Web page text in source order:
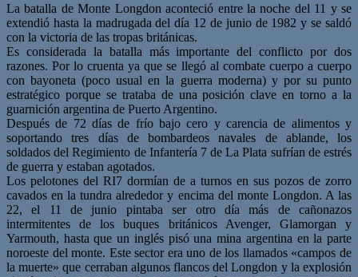
La batalla de Monte Longdon aconteció entre la noche del 11 y se
extendió hasta la madrugada del día 12 de junio de 1982 y se saldó
con la victoria de las tropas británicas.
Es considerada la batalla más importante del conflicto por dos
razones. Por lo cruenta ya que se llegó al combate cuerpo a cuerpo
con bayoneta (poco usual en la guerra moderna) y por su punto
estratégico porque se trataba de una posición clave en torno a la
guarnición argentina de Puerto Argentino.
Después de 72 días de frío bajo cero y carencia de alimentos y
soportando tres días de bombardeos navales de ablande, los
soldados del Regimiento de Infantería 7 de La Plata sufrían de estrés
de guerra y estaban agotados.
Los pelotones del RI7 dormían de a turnos en sus pozos de zorro
cavados en la tundra alrededor y encima del monte Longdon. A las
22, el 11 de junio pintaba ser otro día más de cañonazos
intermitentes de los buques británicos Avenger, Glamorgan y
Yarmouth, hasta que un inglés pisó una mina argentina en la parte
noroeste del monte. Este sector era uno de los llamados «campos de
la muerte» que cerraban algunos flancos del Longdon y la explosión